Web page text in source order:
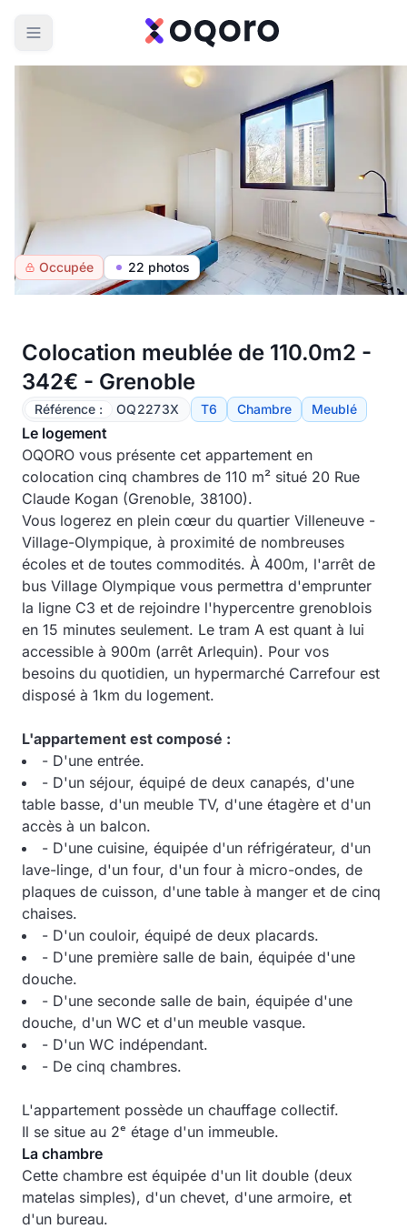
Occupée 22 photos
Colocation meublée de 110.0m2 -
342€ - Grenoble
Référence : OQ2273X T6 Chambre Meublé
Le logement
OQORO vous présente cet appartement en
colocation cinq chambres de 110 m² situé 20 Rue
Claude Kogan (Grenoble, 38100).
Vous logerez en plein cœur du quartier Villeneuve -
Village-Olympique, à proximité de nombreuses
écoles et de toutes commodités. À 400m, l'arrêt de
bus Village Olympique vous permettra d'emprunter
la ligne C3 et de rejoindre l'hypercentre grenoblois
en 15 minutes seulement. Le tram A est quant à lui
accessible à 900m (arrêt Arlequin). Pour vos
besoins du quotidien, un hypermarché Carrefour est
disposé à 1km du logement.
L'appartement est composé :
- D'une entrée.
- D'un séjour, équipé de deux canapés, d'une
table basse, d'un meuble TV, d'une étagère et d'un
accès à un balcon.
- D'une cuisine, équipée d'un réfrigérateur, d'un
lave-linge, d'un four, d'un four à micro-ondes, de
plaques de cuisson, d'une table à manger et de cinq
chaises.
- D'un couloir, équipé de deux placards.
- D'une première salle de bain, équipée d'une
douche.
- D'une seconde salle de bain, équipée d'une
douche, d'un WC et d'un meuble vasque.
- D'un WC indépendant.
- De cinq chambres.
L'appartement possède un chauffage collectif.
Il se situe au 2ᵉ étage d'un immeuble.
La chambre
Cette chambre est équipée d'un lit double (deux
matelas simples), d'un chevet, d'une armoire, et
d'un bureau.